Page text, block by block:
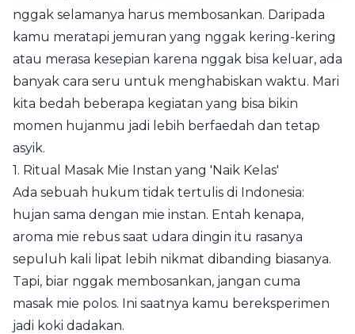
nggak selamanya harus membosankan. Daripada
kamu meratapi jemuran yang nggak kering-kering
atau merasa kesepian karena nggak bisa keluar, ada
banyak cara seru untuk menghabiskan waktu. Mari
kita bedah beberapa kegiatan yang bisa bikin
momen hujanmu jadi lebih berfaedah dan tetap
asyik.
1. Ritual Masak Mie Instan yang 'Naik Kelas'
Ada sebuah hukum tidak tertulis di Indonesia:
hujan sama dengan mie instan. Entah kenapa,
aroma mie rebus saat udara dingin itu rasanya
sepuluh kali lipat lebih nikmat dibanding biasanya.
Tapi, biar nggak membosankan, jangan cuma
masak mie polos. Ini saatnya kamu bereksperimen
jadi koki dadakan.